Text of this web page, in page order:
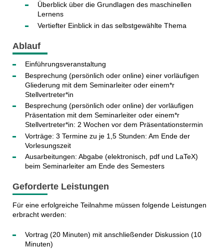
Überblick über die Grundlagen des maschinellen
Lernens
Vertiefter Einblick in das selbstgewählte Thema
Ablauf
Einführungsveranstaltung
Besprechung (persönlich oder online) einer vorläufigen
Gliederung mit dem Seminarleiter oder einem*r
Stellvertreter*in
Besprechung (persönlich oder online) der vorläufigen
Präsentation mit dem Seminarleiter oder einem*r
Stellvertreter*in: 2 Wochen vor dem Präsentationstermin
Vorträge: 3 Termine zu je 1,5 Stunden: Am Ende der
Vorlesungszeit
Ausarbeitungen: Abgabe (elektronisch, pdf und LaTeX)
beim Seminarleiter am Ende des Semesters
Geforderte Leistungen
Für eine erfolgreiche Teilnahme müssen folgende Leistungen
erbracht werden:
Vortrag (20 Minuten) mit anschließender Diskussion (10
Minuten)